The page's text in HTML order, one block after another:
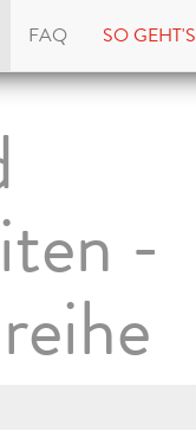
FAQ SO GEHT'S
-